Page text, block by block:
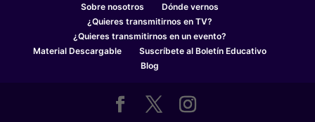
Sobre nosotros
Dónde vernos
¿Quieres transmitirnos en TV?
¿Quieres transmitirnos en un evento?
Material Descargable
Suscríbete al Boletín Educativo
Blog